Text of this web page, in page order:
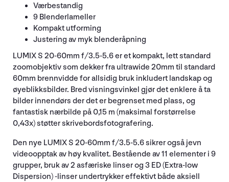
Værbestandig
9 Blenderlameller
Kompakt utforming
Justering av myk blenderåpning
LUMIX S 20-60mm f/3.5-5.6 er et kompakt, lett standard
zoomobjektiv som dekker fra ultrawide 20mm til standard
60mm brennvidde for allsidig bruk inkludert landskap og
øyeblikksbilder. Bred visningsvinkel gjør det enklere å ta
bilder innendørs der det er begrenset med plass, og
fantastisk nærbilde på 0,15 m (maksimal forstørrelse
0,43x) støtter skrivebordsfotografering.
Den nye LUMIX S 20-60mm f/3.5-5.6 sikrer også jevn
videoopptak av høy kvalitet. Bestående av 11 elementer i 9
grupper, bruk av 2 asfæriske linser og 3 ED (Extra-low
Dispersion) -linser undertrykker effektivt både aksiell